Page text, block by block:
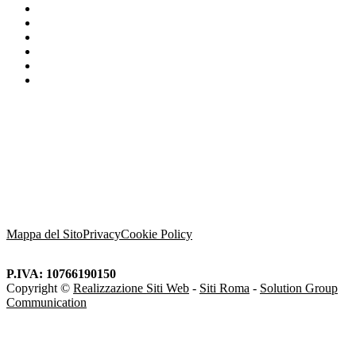
P.IVA: 10766190150
Copyright © Realizzazione Siti Web - Siti Roma - Solution Group
Communication
Mappa del SitoPrivacyCookie Policy